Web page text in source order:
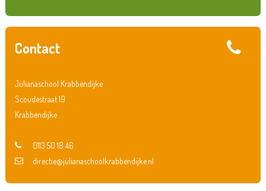
Contact
Julianaschool Krabbendijke
Scoudestraat 19
Krabbendijke
0113 50 18 46
directie@julianaschoolkrabbendijke.nl